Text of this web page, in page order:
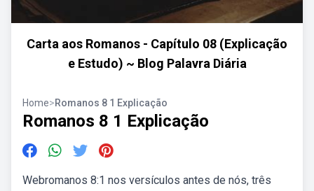
Carta aos Romanos - Capítulo 08 (Explicação
e Estudo) ~ Blog Palavra Diária
Home>Romanos 8 1 Explicação
Romanos 8 1 Explicação
Webromanos 8:1 nos versículos antes de nós, três